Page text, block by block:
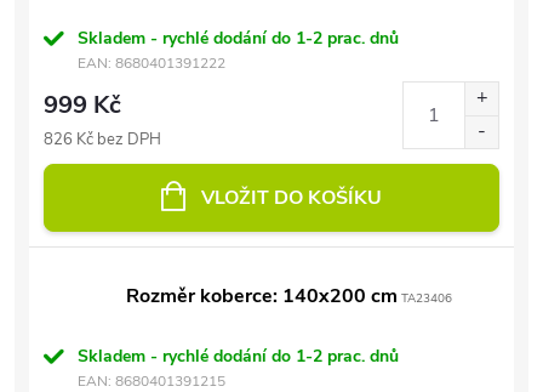
Skladem - rychlé dodání do 1-2 prac. dnů
EAN: 8680401391222
999 Kč
826 Kč bez DPH
VLOŽIT DO KOŠÍKU
Rozměr koberce: 140x200 cm TA23406
Skladem - rychlé dodání do 1-2 prac. dnů
EAN: 8680401391215